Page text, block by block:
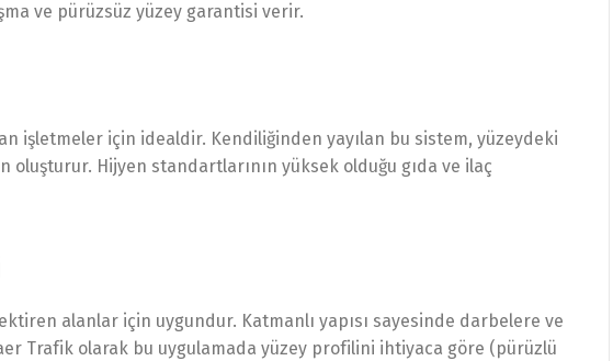
ve pürüzsüz yüzey garantisi verir.
işletmeler için idealdir. Kendiliğinden yayılan bu sistem, yüzeydeki
Hijyen standartlarının yüksek olduğu gıda ve ilaç
alanlar için uygundur. Katmanlı yapısı sayesinde darbelere ve
Trafik olarak bu uygulamada yüzey profilini ihtiyaca göre (pürüzlü